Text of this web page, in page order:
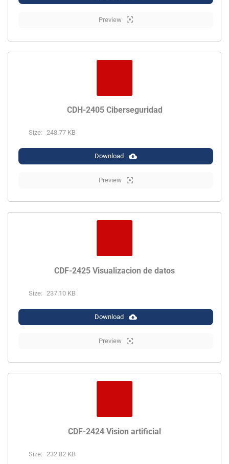
Preview
CDH-2405 Ciberseguridad
Size: 248.77 KB
Download
Preview
CDF-2425 Visualizacion de datos
Size: 237.10 KB
Download
Preview
CDF-2424 Vision artificial
Size: 232.82 KB